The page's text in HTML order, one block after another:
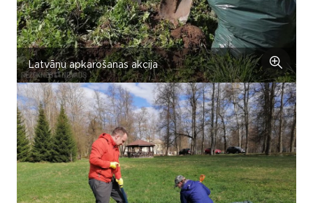
Latvāņu apkarošanas akcija